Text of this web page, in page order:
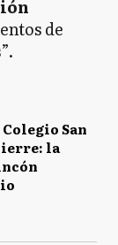
de
San
la